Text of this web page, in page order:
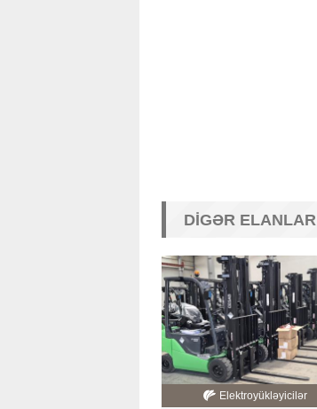
DIGƏR ELANLAR
Elektroyükləyicilər